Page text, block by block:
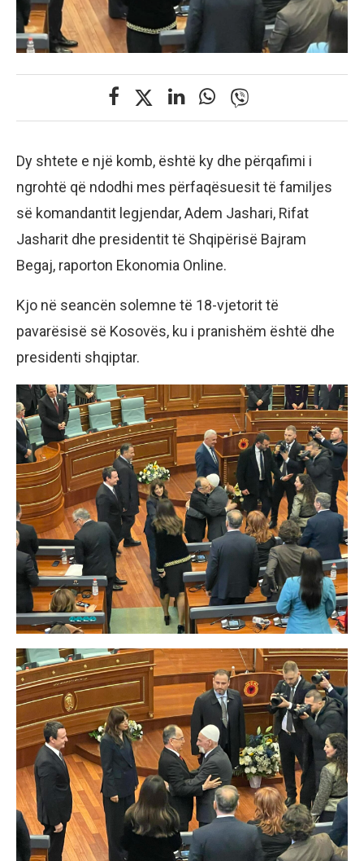
Dy shtete e një komb, është ky dhe përqafimi i
ngrohtë që ndodhi mes përfaqësuesit të familjes
së komandantit legjendar, Adem Jashari, Rifat
Jasharit dhe presidentit të Shqipërisë Bajram
Begaj, raporton Ekonomia Online.
Kjo në seancën solemne të 18-vjetorit të
pavarësisë së Kosovës, ku i pranishëm është dhe
presidenti shqiptar.